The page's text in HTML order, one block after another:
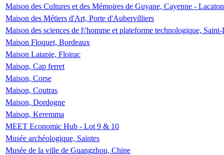
Maison des Cultures et des Mémoires de Guyane, Cayenne -
Maison des Métiers d'Art, Porte d'Aubervilliers
Maison des sciences de l\'homme et plateforme technologique,
Maison Floquet, Bordeaux
Maison Latapie, Floirac
Maison, Cap ferret
Maison, Corse
Maison, Coutras
Maison, Dordogne
Maison, Keremma
MEET Economic Hub - Lot 9 & 10
Musée archéologique, Saintes
Musée de la ville de Guangzhou, Chine